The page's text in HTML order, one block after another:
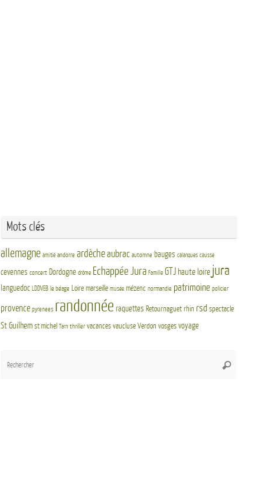
Mots clés
allemagne amitié andorre ardècheaubrac automne bauges calanques causse
cevennes concert Dordogne drôme Echappée Jura Famille GTJ haute loire jura
languedoc LDDVEB le béage Loire marseille musée mézenc normandie patrimoine policier
provence pyrenees randonnée raquettes Retournaguet rhin rsd spectacle
St Guilhem st michel Tarn thriller vacances vaucluse Verdon vosges voyage